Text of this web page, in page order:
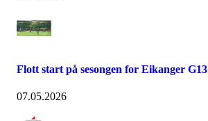
Flott start på sesongen for Eikanger G13
07.05.2026